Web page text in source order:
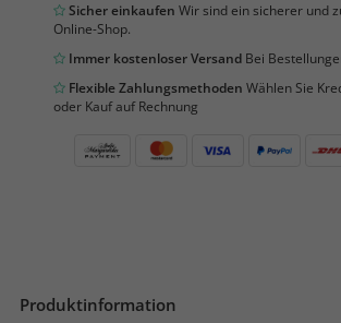
Sicher einkaufen Wir sind ein sicherer und
Online-Shop.
Immer kostenloser Versand Bei
Flexible Zahlungsmethoden Wählen Sie
oder Kauf auf Rechnung
Produktinformation